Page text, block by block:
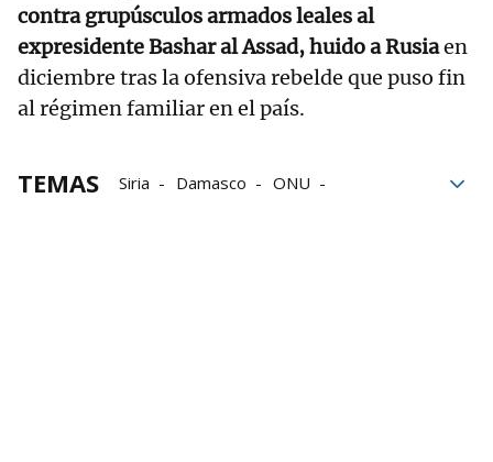
contra grupúsculos armados leales al
expresidente Bashar al Assad, huido a Rusiaen
diciembre tras la ofensiva rebelde que puso fin
al régimen familiar en el país.
TEMAS Siria Damasco
ONU